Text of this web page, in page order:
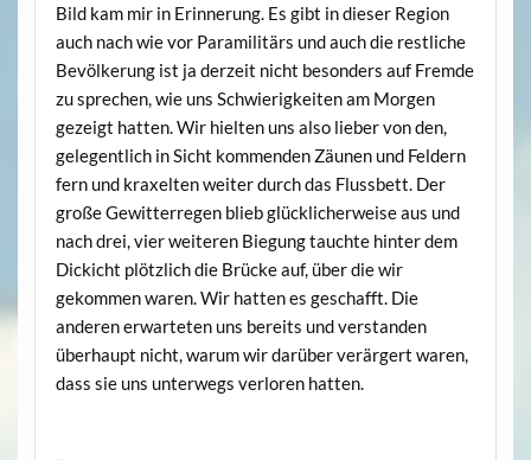
Bild kam mir in Erinnerung. Es gibt in dieser Region
auch nach wie vor Paramilitärs und auch die restliche
Bevölkerung ist ja derzeit nicht besonders auf Fremde
zu sprechen, wie uns Schwierigkeiten am Morgen
gezeigt hatten. Wir hielten uns also lieber von den,
gelegentlich in Sicht kommenden Zäunen und Feldern
fern und kraxelten weiter durch das Flussbett. Der
große Gewitterregen blieb glücklicherweise aus und
nach drei, vier weiteren Biegung tauchte hinter dem
Dickicht plötzlich die Brücke auf, über die wir
gekommen waren. Wir hatten es geschafft. Die
anderen erwarteten uns bereits und verstanden
überhaupt nicht, warum wir darüber verärgert waren,
dass sie uns unterwegs verloren hatten.